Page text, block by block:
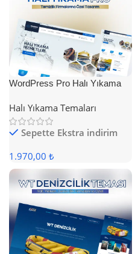
WordPress Pro Halı Yıkama
Halı Yıkama Temaları
Sepette Ekstra indirim
1.970,00 ₺